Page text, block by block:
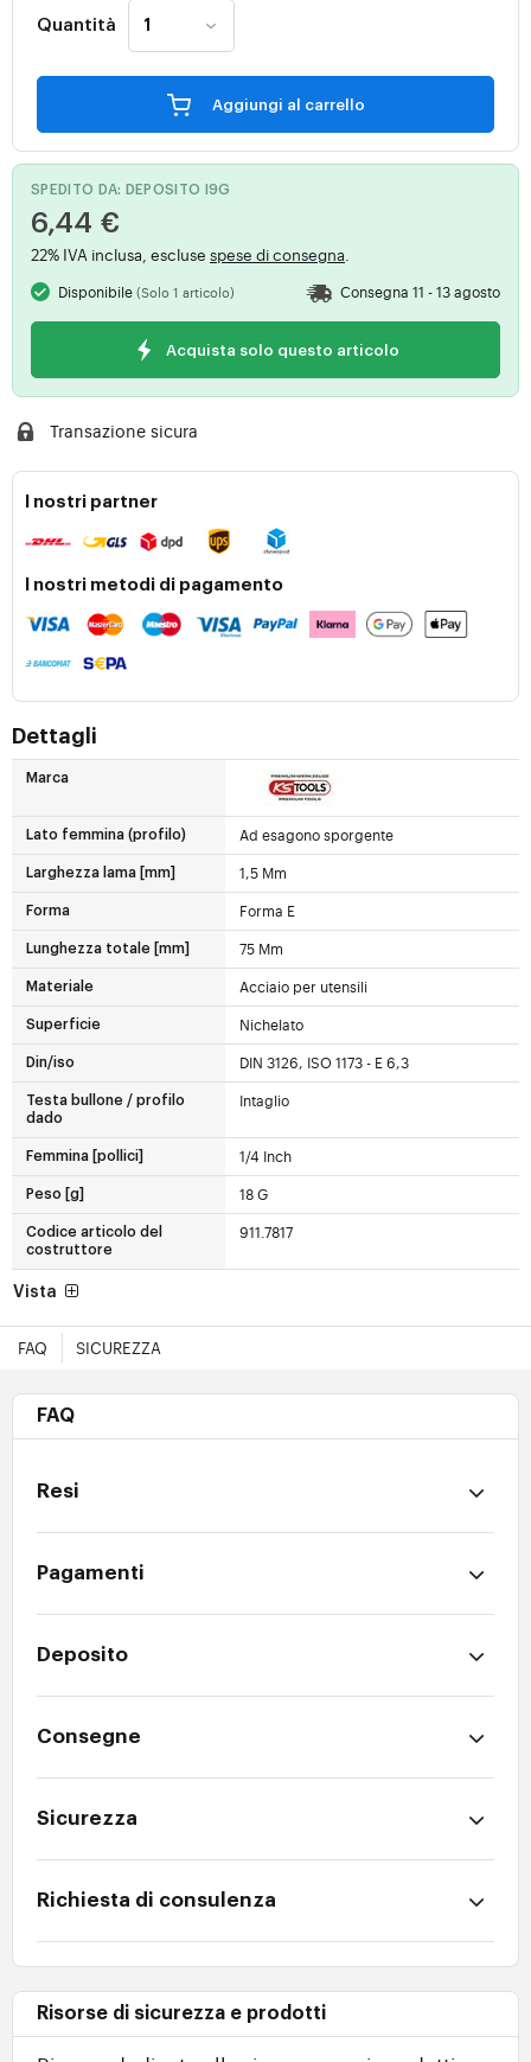
Quantità
Aggiungi al carrello
SPEDITO DA: DEPOSITO I9G
6,44 €
22% IVA inclusa, escluse spese di consegna
Disponibile(Solo 1 articolo) Consegna 11 - 13 agosto
Acquista solo questo articolo
Transazione sicura
I nostri partner
I nostri metodi di pagamento
Dettagli
Marca
Lato femmina (profilo) Ad esagono sporgente
Larghezza lama [mm] 1,5 Mm
Forma Forma E
Lunghezza totale [mm] 75 Mm
Materiale Acciaio per utensili
Superficie Nichelato
Din/iso DIN 3126, ISO 1173 - E 6,3
Testa bullone / profilo
dado
Intaglio
Femmina [pollici] 1/4 Inch
Peso [g] 18 G
Codice articolo del
costruttore
911.7817
Vista
FAQ SICUREZZA
FAQ
Resi
Pagamenti
Deposito
Consegne
Sicurezza
Richiesta di consulenza
Risorse di sicurezza e prodotti